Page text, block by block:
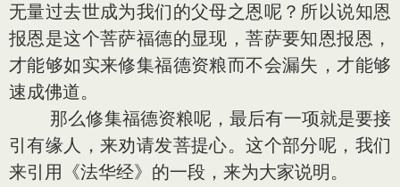
无量过去世成为我们的父母之恩呢？所以说知恩
报恩是这个菩萨福德的显现，菩萨要知恩报恩，
才能够如实来修集福德资粮而不会漏失，才能够
速成佛道。
那么修集福德资粮呢，最后有一项就是要接
引有缘人，来劝请发菩提心。这个部分呢，我们
来引用《法华经》的一段，来为大家说明。